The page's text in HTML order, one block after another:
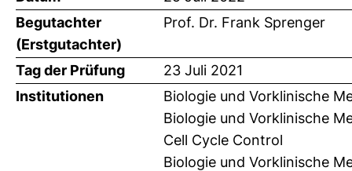
Begutachter
(Erstgutachter)
Prof. Dr. Frank Sprenger
Tag der Prüfung
23 Juli 2021
Institutionen
Biologie und Vorklinische
Biologie und Vorklinische
Cell Cycle Control
Biologie und Vorklinische